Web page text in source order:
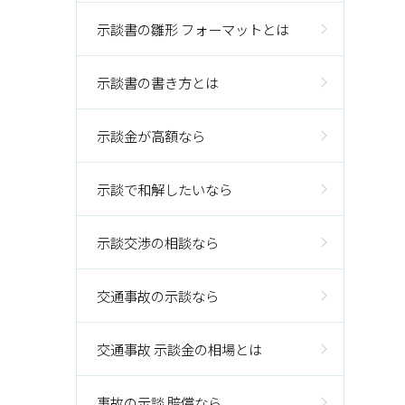
示談書の雛形 フォーマットとは
示談書の書き方とは
示談金が高額なら
示談で和解したいなら
示談交渉の相談なら
交通事故の示談なら
交通事故 示談金の相場とは